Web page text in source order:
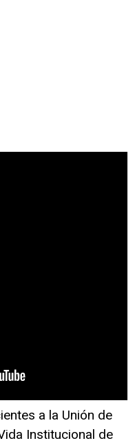
a la Unión de
Institucional de